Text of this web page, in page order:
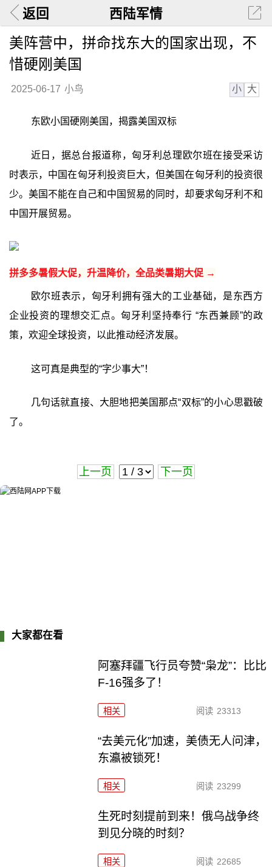
返回 西陆军情
美阵营中，拼命找东大的国家出现，不
惜硬刚美国
2025-06-17 小鸟 小 大
东欧小国硬刚美国，揭露美国双标
近日，据总台报道称，匈牙利总理欧尔班在接受采访
时表示，中国在匈牙利投资巨大，但美国在匈牙利的投资很
少。美国不能在自己和中国贸易的同时，却要求匈牙利不和
中国开展贸易。
拼多多暑假大促，升温降价，全品类暑期大促 →
欧尔班表示，匈牙利拥有强大的工业基础，是东西方
企业投资的理想交汇点。匈牙利坚持奉行 “东西兼顾”的政
策，欢迎全球投资，以此推动经济发展。
这可真是典型的“字少事大”！
几句话就直接、大胆地把美国那点“双标”的小心思戳破
了。
上一页 下一页
大家都在看
阿塞拜疆飞行员夸赞“枭龙”：比比
F-16强多了！
相关 阅读 23313
“去美元化”加速，美债无人问津，
东瀛被锁死！
相关 阅读 23299
生死时刻提前到来！俄乌战争终
到见分晓的时刻？
相关 阅读 22685